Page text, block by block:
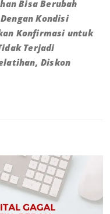
Bisa Berubah
Kondisi
Konfirmasi untuk
Terjadi
Diskon